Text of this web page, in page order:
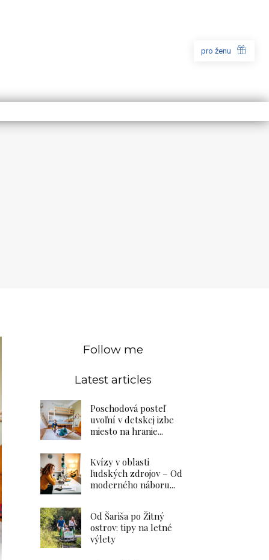
pro ženu
Follow me
Latest articles
Poschodová posteľ
uvoľní v detskej izbe
miesto na hranie...
Kvízy v oblasti
ľudských zdrojov – Od
moderného náboru...
Od Šariša po Žitný
ostrov: tipy na letné
výlety